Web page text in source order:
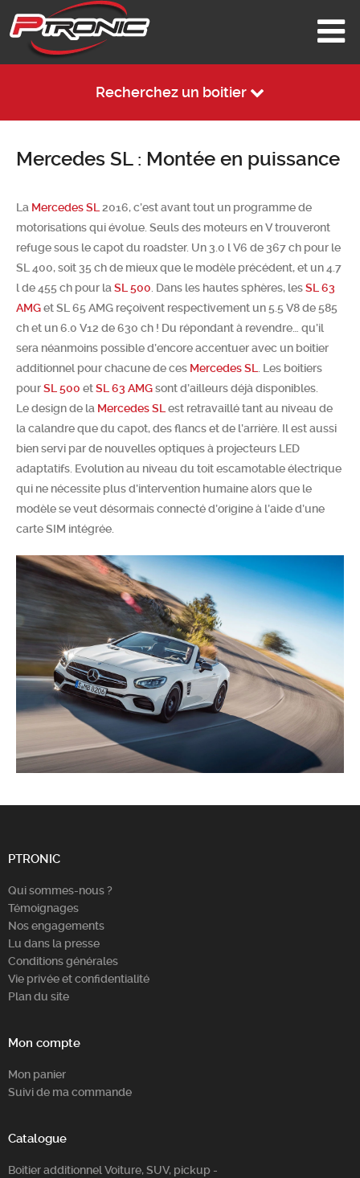
Recherchez un boitier
Mercedes SL : Montée en puissance
La Mercedes SL 2016, c’est avant tout un programme de
motorisations qui évolue. Seuls des moteurs en V trouveront
refuge sous le capot du roadster. Un 3.0 l V6 de 367 ch pour le
SL 400, soit 35 ch de mieux que le modèle précédent, et un 4.7
l de 455 ch pour la SL 500 . Dans les hautes sphères, lesSL 63
AMGet SL 65 AMG reçoivent respectivement un 5.5 V8 de 585
ch et un 6.0 V12 de 630 ch ! Du répondant à revendre… qu’il
sera néanmoins possible d’encore accentuer avec un boitier
additionnel pour chacune de ces Mercedes SL
. Les boitiers
pourSL 500 etSL 63 AMGsont d’ailleurs déjà disponibles.
Le design de la Mercedes SL est retravaillé tant au niveau de
la calandre que du capot, des flancs et de l’arrière. Il est aussi
bien servi par de nouvelles optiques à projecteurs LED
adaptatifs. Evolution au niveau du toit escamotable électrique
qui ne nécessite plus d’intervention humaine alors que le
modèle se veut désormais connecté d’origine à l’aide d’une
carte SIM intégrée.
PTRONIC
Qui sommes-nous ?
Témoignages
Nos engagements
Lu dans la presse
Conditions générales
Vie privée et confidentialité
Plan du site
Mon compte
Mon panier
Suivi de ma commande
Catalogue
Boitier additionnel Voiture, SUV, pickup -